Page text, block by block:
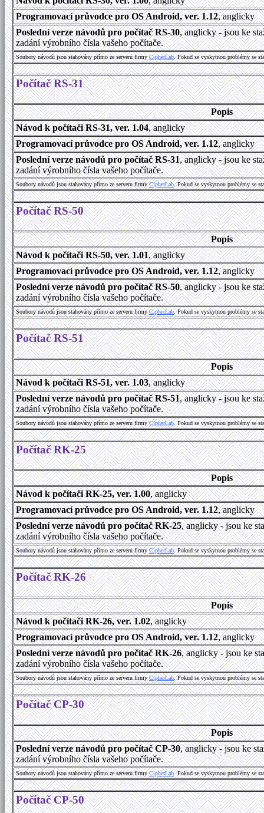
Programovací průvodce pro OS Android, ver. 1.12, anglicky
Poslední verze návodů pro počítač RS-30, anglicky - jsou ke
zadání výrobního čísla vašeho počítače.
Soubory návodů jsou stahovány přímo ze serveru firmyCipherLab. Pokud se vyskytnou problémy se
Počítač RS-31
Popis
Návod k počítači RS-31, ver. 1.04, anglicky
Programovací průvodce pro OS Android, ver. 1.12, anglicky
Poslední verze návodů pro počítač RS-31, anglicky - jsou ke
zadání výrobního čísla vašeho počítače.
Soubory návodů jsou stahovány přímo ze serveru firmyCipherLab. Pokud se vyskytnou problémy se
Počítač RS-50
Popis
Návod k počítači RS-50, ver. 1.01, anglicky
Programovací průvodce pro OS Android, ver. 1.12, anglicky
Poslední verze návodů pro počítač RS-50, anglicky - jsou ke
zadání výrobního čísla vašeho počítače.
Soubory návodů jsou stahovány přímo ze serveru firmyCipherLab. Pokud se vyskytnou problémy se
Počítač RS-51
Popis
Návod k počítači RS-51, ver. 1.03, anglicky
Poslední verze návodů pro počítač RS-51, anglicky - jsou ke
zadání výrobního čísla vašeho počítače.
Soubory návodů jsou stahovány přímo ze serveru firmyCipherLab. Pokud se vyskytnou problémy se
Počítač RK-25
Popis
Návod k počítači RK-25, ver. 1.00, anglicky
Programovací průvodce pro OS Android, ver. 1.12, anglicky
Poslední verze návodů pro počítač RK-25, anglicky - jsou ke
zadání výrobního čísla vašeho počítače.
Soubory návodů jsou stahovány přímo ze serveru firmyCipherLab. Pokud se vyskytnou problémy se
Počítač RK-26
Popis
Návod k počítači RK-26, ver. 1.02, anglicky
Programovací průvodce pro OS Android, ver. 1.12, anglicky
Poslední verze návodů pro počítač RK-26, anglicky - jsou ke
zadání výrobního čísla vašeho počítače.
Soubory návodů jsou stahovány přímo ze serveru firmyCipherLab. Pokud se vyskytnou problémy se
Počítač CP-30
Popis
Poslední verze návodů pro počítač CP-30, anglicky - jsou ke
zadání výrobního čísla vašeho počítače.
Soubory návodů jsou stahovány přímo ze serveru firmyCipherLab. Pokud se vyskytnou problémy se
Počítač CP-50